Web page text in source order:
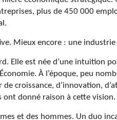
plus de 450 000
Mieux encore : une
Elle est née d’une intuition
À l’époque, peu
croissance, d’innovation,
donné raison à cette vision.
et des hommes. Un duo